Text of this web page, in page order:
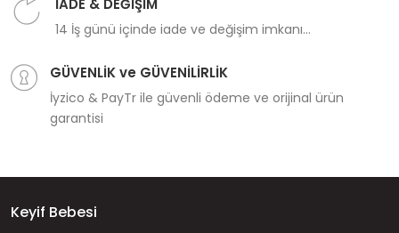
İADE & DEĞİŞİM
14 İş günü içinde iade ve değişim imkanı...
GÜVENLİK ve GÜVENİLİRLİK
İyzico & PayTr ile güvenli ödeme ve orijinal ürün
garantisi
Keyif Bebesi